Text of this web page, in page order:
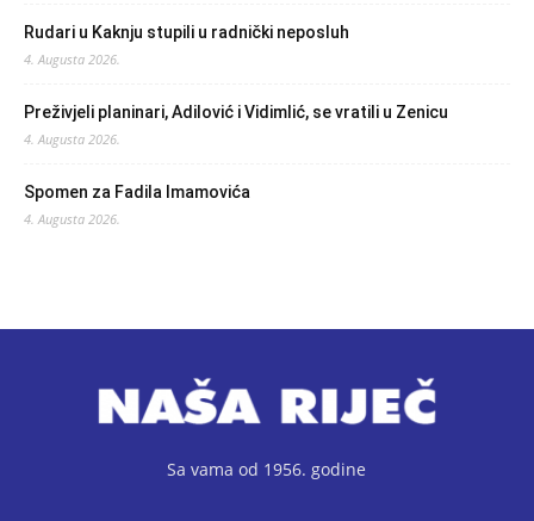
Rudari u Kaknju stupili u radnički neposluh
4. Augusta 2026.
Preživjeli planinari, Adilović i Vidimlić, se vratili u Zenicu
4. Augusta 2026.
Spomen za Fadila Imamovića
4. Augusta 2026.
Sa vama od 1956. godine